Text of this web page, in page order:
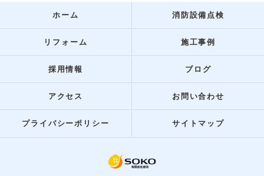
ホーム 消防設備点検
リフォーム 施工事例
採用情報 ブログ
アクセス お問い合わせ
プライバシーポリシー サイトマップ